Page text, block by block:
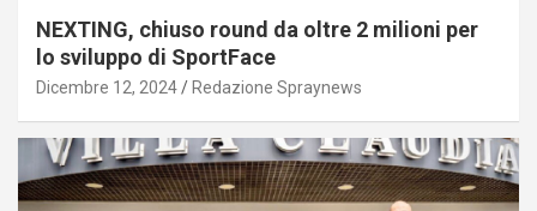
NEXTING, chiuso round da oltre 2 milioni per
lo sviluppo di SportFace
Dicembre 12, 2024 Redazione Spraynews